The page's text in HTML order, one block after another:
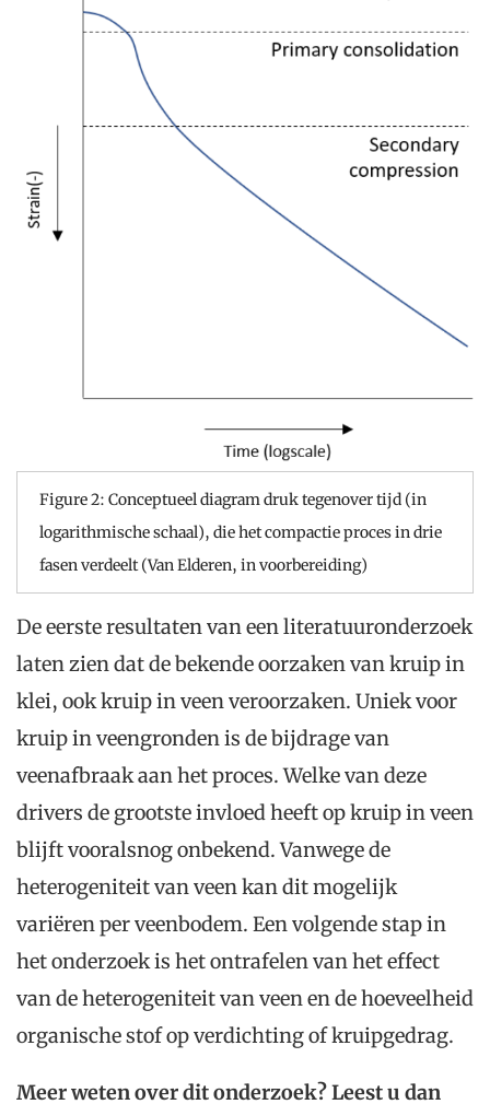
Figure 2: Conceptueel diagram druk tegenover tijd (in
logarithmische schaal), die het compactie proces in drie
fasen verdeelt (Van Elderen, in voorbereiding)
De eerste resultaten van een literatuuronderzoek
laten zien dat de bekende oorzaken van kruip in
klei, ook kruip in veen veroorzaken. Uniek voor
kruip in veengronden is de bijdrage van
veenafbraak aan het proces. Welke van deze
drivers de grootste invloed heeft op kruip in veen
blijft vooralsnog onbekend. Vanwege de
heterogeniteit van veen kan dit mogelijk
variëren per veenbodem. Een volgende stap in
het onderzoek is het ontrafelen van het effect
van de heterogeniteit van veen en de hoeveelheid
organische stof op verdichting of kruipgedrag.
Meer weten over dit onderzoek? Leest u dan